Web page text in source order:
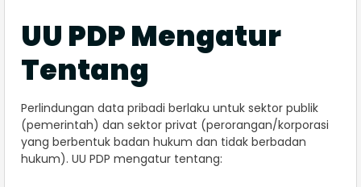
UU PDP Mengatur
Tentang
Perlindungan data pribadi berlaku untuk sektor publik
(pemerintah) dan sektor privat (perorangan/korporasi
yang berbentuk badan hukum dan tidak berbadan
hukum). UU PDP mengatur tentang: